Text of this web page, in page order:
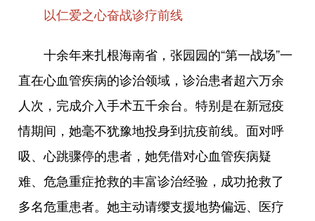
以仁爱之心奋战诊疗前线
十余年来扎根海南省，张园园的“第一战场”一
直在心血管疾病的诊治领域，诊治患者超六万余
人次，完成介入手术五千余台。特别是在新冠疫
情期间，她毫不犹豫地投身到抗疫前线。面对呼
吸、心跳骤停的患者，她凭借对心血管疾病疑
难、危急重症抢救的丰富诊治经验，成功抢救了
多名危重患者。她主动请缨支援地势偏远、医疗